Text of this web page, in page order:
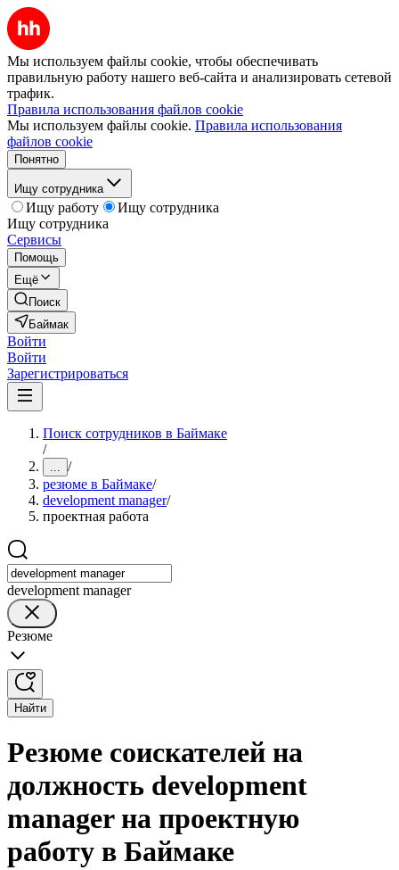
Мы используем файлы cookie, чтобы обеспечивать
правильную работу нашего веб-сайта и анализировать сетевой
трафик.
Правила использования файлов cookie
Мы используем файлы cookie. Правила использования
файлов cookie
Понятно
Ищу сотрудника
Ищу работу
Ищу сотрудника
Ищу сотрудника
Сервисы
Помощь
Ещё
Поиск
Баймак
Войти
Войти
Зарегистрироваться
Поиск сотрудников в Баймаке
/
... /
резюме в Баймаке/
development manager/
проектная работа
development manager
Резюме
Найти
Резюме соискателей на
должность development
manager на проектную
работу в Баймаке